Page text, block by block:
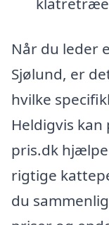
Når du leder
Sjølund, er
hvilke
Heldigvis
pris.dk
rigtige
du